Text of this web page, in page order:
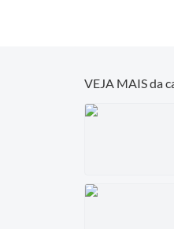
VEJA MAIS da